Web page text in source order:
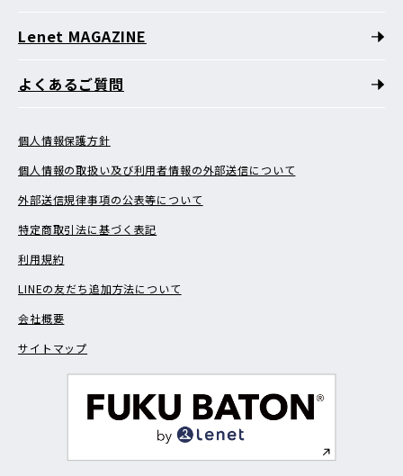
Lenet MAGAZINE
よくあるご質問
個人情報保護方針
個人情報の取扱い及び利用者情報の外部送信について
外部送信規律事項の公表等について
特定商取引法に基づく表記
利用規約
LINEの友だち追加方法について
会社概要
サイトマップ